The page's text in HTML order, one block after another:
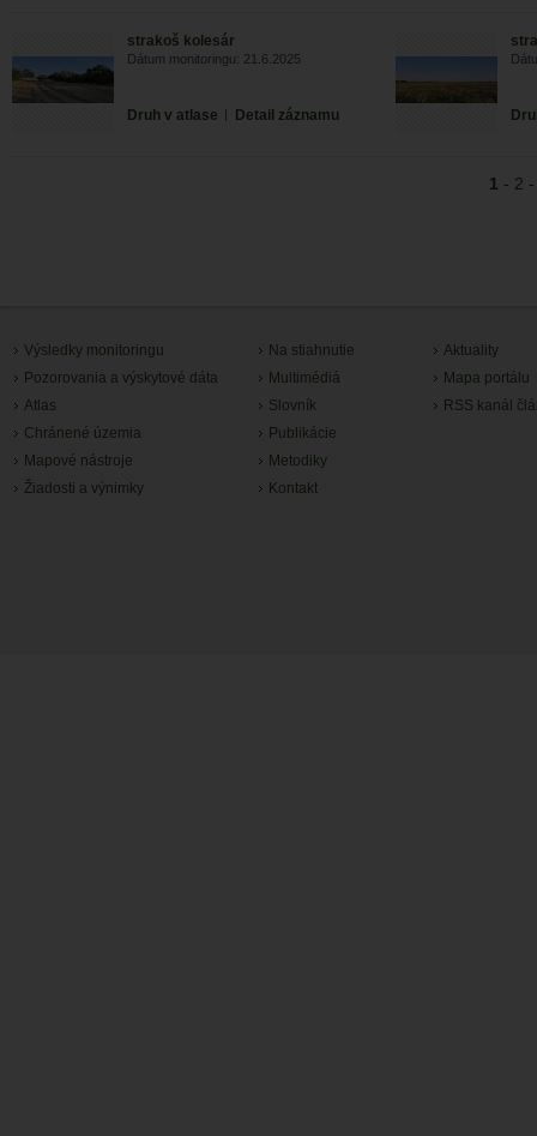
strakoš kolesár
Dátum monitoringu: 21.6.2025
Druh v atlase | Detail záznamu
1 - 2
Výsledky monitoringu
Pozorovania a výskytové dáta
Atlas
Chránené územia
Mapové nástroje
Žiadosti a výnimky
Na stiahnutie
Multimédiá
Slovník
Publikácie
Metodiky
Kontakt
Aktuality
Mapa portálu
RSS kanál